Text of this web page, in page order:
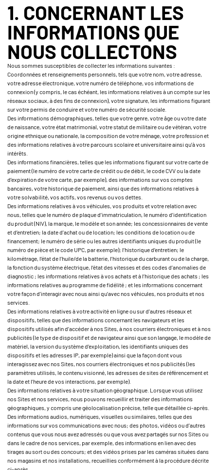
1. CONCERNANT LES
INFORMATIONS QUE
NOUS COLLECTONS
Nous sommes susceptibles de collecter les informations suivantes :
Coordonnées et renseignements personnels, tels que votre nom, votre adresse,
votre adresse électronique, votre numéro de téléphone, vos informations de
connexion (y compris, le cas échéant, les informations relatives à un compte sur les
réseaux sociaux, à des fins de connexion), votre signature, les informations figurant
sur votre permis de conduire et votre numéro de sécurité sociale.
Des informations démographiques, telles que votre genre, votre âge ou votre date
de naissance, votre état matrimonial, votre statut de militaire ou de vétéran, votre
origine ethnique ou nationale, la composition de votre ménage, votre profession et
des informations relatives à votre parcours scolaire et universitaire ainsi qu’à vos
intérêts.
Des informations financières, telles que les informations figurant sur votre carte de
paiement (le numéro de votre carte de crédit ou de débit, le code CVV ou la date
d’expiration de votre carte, par exemple), des informations sur vos comptes
bancaires, votre historique de paiement, ainsi que des informations relatives à
votre solvabilité, vos actifs, vos revenus ou vos dettes.
Des informations relatives à vos véhicules, vos produits et votre relation avec
nous, telles que le numéro de plaque d’immatriculation, le numéro d’identification
du produit (NIV), la marque, le modèle et son année; les concessionnaires de vente
et d’entretien; la date d’achat ou de location; les conditions de location ou de
financement; le numéro de série ou les autres identifiants uniques du produit (le
numéro de pièce et le code UPC, par exemple); l’historique d’entretien; le
kilométrage, l’état de l’huile/de la batterie, l’historique du carburant ou de la charge,
la fonction du système électrique, l’état des vitesses et des codes d’anomalies de
diagnostic ; les informations relatives à vos achats et à l’historique des achats ; les
informations relatives au programme de fidélité ; et les informations concernant
votre façon d’interagir avec nous ainsi qu’avec nos véhicules, nos produits et nos
services.
Des informations relatives à votre activité en ligne ou sur d’autres réseaux et
dispositifs, telles que des informations concernant les navigateurs et les
dispositifs utilisés afin d’accéder à nos Sites, à nos courriers électroniques et à nos
publicités (le type de dispositif et de navigateur ainsi que son langage, le modèle de
matériel, la version du système d’exploitation, les identifiants uniques des
dispositifs et les adresses IP, par exemple) ainsi que la façon dont vous
interagissez avec nos Sites, nos courriers électroniques et nos publicités (les
paramètres utilisés, le contenu visionné, les adresses de sites de référencement et
la date et l’heure de vos interactions, par exemple).
Des informations relatives à votre situation géographique. Lorsque vous utilisez
nos Sites et nos services, nous pouvons recueillir et traiter des informations
géographiques, y compris une géolocalisation précise, telle que détaillée ci-après.
Des informations audios, numériques, visuelles ou similaires, telles que des
informations sur vos communications avec nous; des photos, vidéos ou d’autres
contenus que vous nous avez adressés ou que vous avez partagés sur nos Sites ou
dans le cadre de nos services, par exemple, des informations en lien avec des
tirages au sort ou des concours; et des vidéos prises par les caméras situées dans
nos magasins et nos installations, recueillies conformément à la procédure décrite